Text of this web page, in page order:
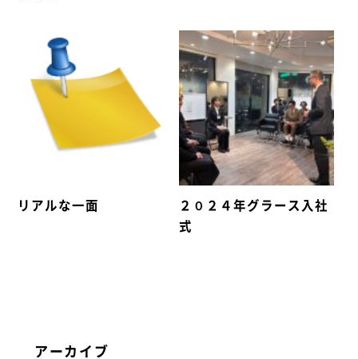
リアルな一面
２０２４年グラース入社
式
アーカイブ